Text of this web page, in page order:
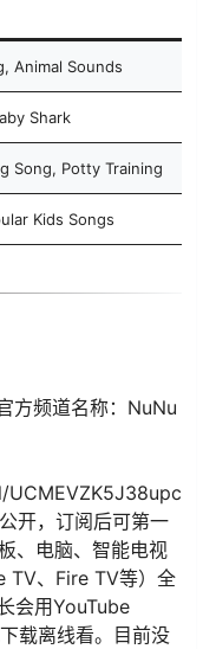
Animal Sounds
Shark
Song, Potty Training
Kids Songs
方频道名称：NuNu
开，订阅后可第一
、电脑、智能电视
TV、Fire TV等）全
会用YouTube
载离线看。目前没